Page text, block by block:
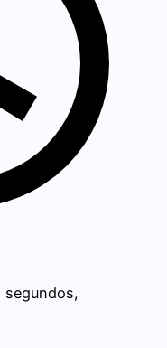
segundos,